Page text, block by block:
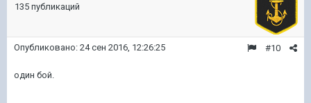
135 публикаций
#10
Опубликовано: 24 сен 2016, 12:26:25
один бой.